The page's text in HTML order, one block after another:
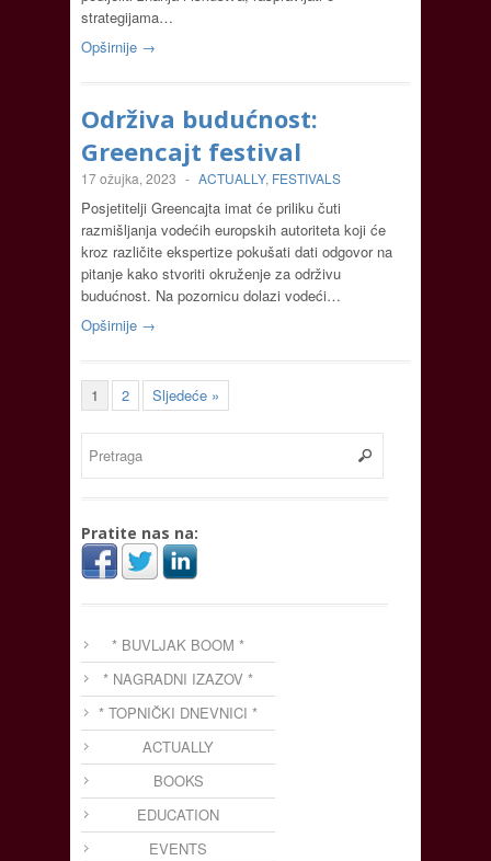
strategijama…
Opširnije →
Održiva budućnost:
Greencajt festival
17 ožujka, 2023 - ACTUALLY, FESTIVALS
Posjetitelji Greencajta imat će priliku čuti
razmišljanja vodećih europskih autoriteta koji će
kroz različite ekspertize pokušati dati odgovor na
pitanje kako stvoriti okruženje za održivu
budućnost. Na pozornicu dolazi vodeći…
Opširnije →
1 2 Sljedeće »
Pratite nas na:
* BUVLJAK BOOM *
* NAGRADNI IZAZOV *
* TOPNIČKI DNEVNICI *
ACTUALLY
BOOKS
EDUCATION
EVENTS